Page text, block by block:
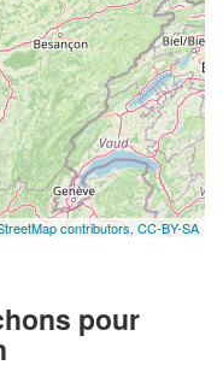
contributors, CC-BY-SA
pour